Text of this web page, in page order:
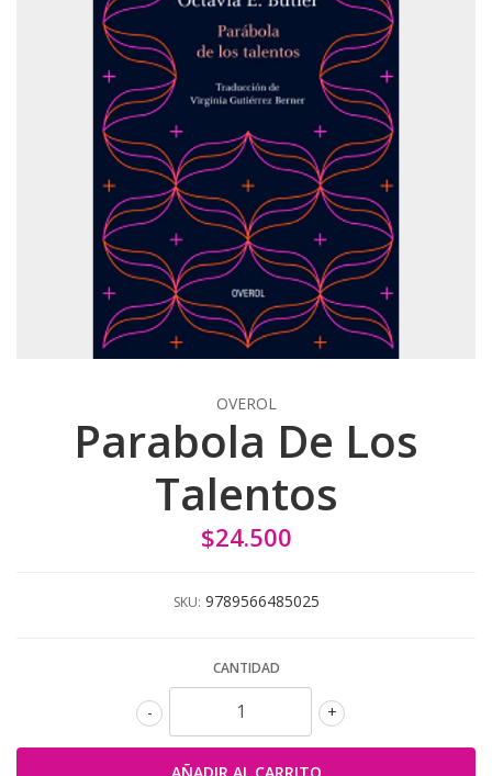
OVEROL
Parabola De Los
Talentos
$24.500
SKU: 9789566485025
CANTIDAD
+
-